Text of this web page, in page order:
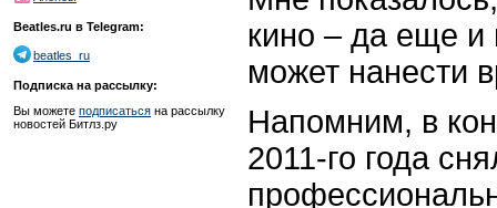
Beatles.ru в Telegram:
beatles_ru
Подписка на рассылку:
Вы можете подписаться на рассылку
новостей Битлз.ру
кино – да еще и
может нанести
Напомним, в
2011-го года